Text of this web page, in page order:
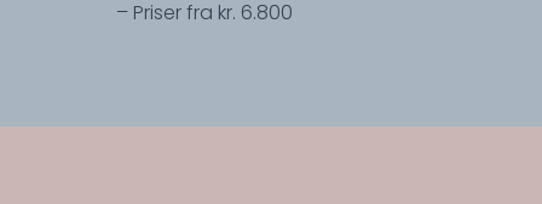
– Priser fra kr. 6.800